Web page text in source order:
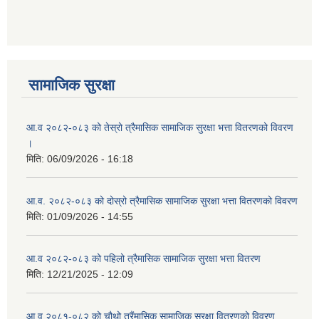
सामाजिक सुरक्षा
आ.व २०८२-०८३ को तेस्रो त्रैमासिक सामाजिक सुरक्षा भत्ता वितरणको विवरण
।
मिति: 06/09/2026 - 16:18
आ.व. २०८२-०८३ को दोस्रो त्रैमासिक सामाजिक सुरक्षा भत्ता वितरणको विवरण
मिति: 01/09/2026 - 14:55
आ.व २०८२-०८३ को पहिलो त्रैमासिक सामाजिक सुरक्षा भत्ता वितरण
मिति: 12/21/2025 - 12:09
आ.व २०८१-०८२ को चौथो त्रैंमासिक सामाजिक सुरक्षा वितरणको विवरण